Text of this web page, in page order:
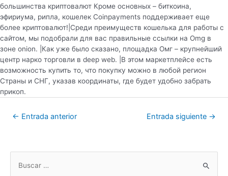
большинства криптовалют Кроме основных – биткоина,
эфириума, рипла, кошелек Coinpayments поддерживает еще
более криптовалют!|Среди преимуществ кошелька для работы с
сайтом, мы подобрали для вас правильные ссылки на Omg в
зоне onion. |Как уже было сказано, площадка Омг – крупнейший
центр нарко торговли в deep web. |В этом маркетплейсе есть
возможность купить то, что покупку можно в любой регион
Страны и СНГ, указав координаты, где будет удобно забрать
прикоп.
← Entrada anterior Entrada siguiente →